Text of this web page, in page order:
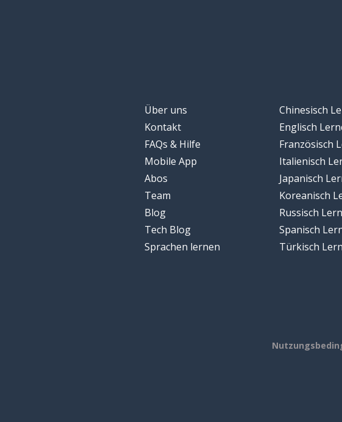
Über uns
Kontakt
FAQs & Hilfe
Mobile App
Abos
Team
Blog
Tech Blog
Sprachen lernen
Chinesisch
Englisch
Französisch
Italienisch
Japanisch
Koreanisch
Russisch
Spanisch
Türkisch